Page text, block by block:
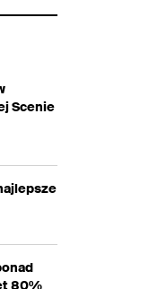
Scenie
80%